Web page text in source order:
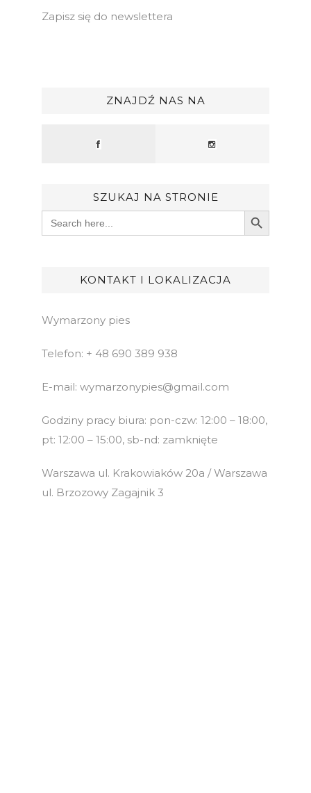
Zapisz się do newslettera
ZNAJDŹ NAS NA
SZUKAJ NA STRONIE
Search
for:
Search Button
KONTAKT I LOKALIZACJA
Wymarzony pies
Telefon: + 48 690 389 938
E-mail: wymarzonypies@gmail.com
Godziny pracy biura: pon-czw: 12:00 – 18:00,
pt: 12:00 – 15:00, sb-nd: zamknięte
Warszawa ul. Krakowiaków 20a / Warszawa
ul. Brzozowy Zagajnik 3